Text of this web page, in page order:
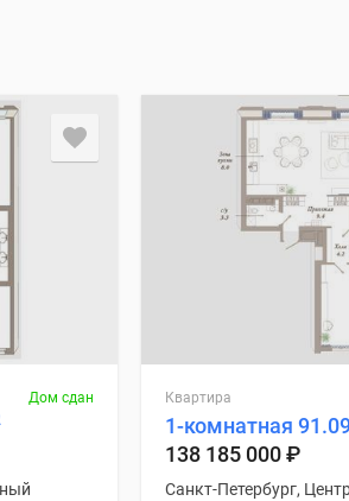
Дом сдан Квартира
1-комнатная
138 185 000₽
Санкт-Петербург,